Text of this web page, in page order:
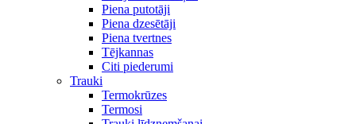
Piena putotāji
Piena dzesētāji
Piena tvertnes
Tējkannas
Citi piederumi
Trauki
Termokrūzes
Termosi